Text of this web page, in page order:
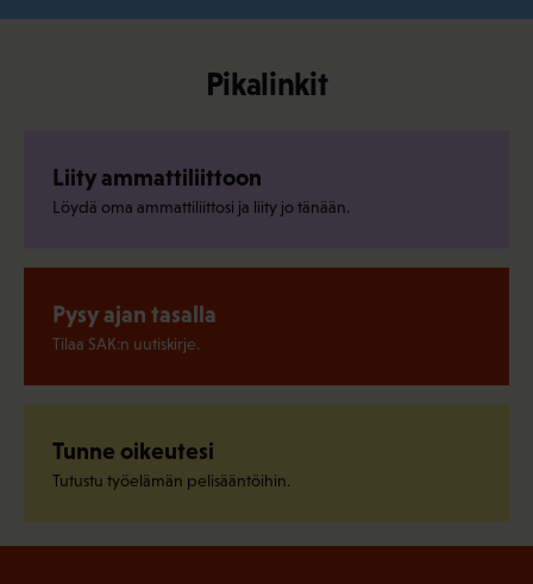
Pikalinkit
Liity ammattiliittoon
Löydä oma ammattiliittosi ja liity jo tänään.
Pysy ajan tasalla
Tilaa SAK:n uutiskirje.
Tunne oikeutesi
Tutustu työelämän pelisääntöihin.